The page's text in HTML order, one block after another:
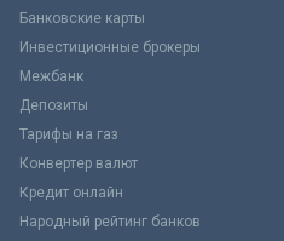
Банковские карты
Инвестиционные брокеры
Межбанк
Депозиты
Тарифы на газ
Конвертер валют
Кредит онлайн
Народный рейтинг банков